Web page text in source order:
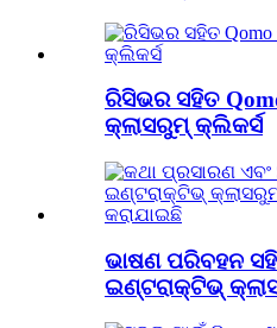
ରିସିଭର ସହିତ
କ୍ଲାସରୁମ୍ କ୍ଲିକର୍ସ
ଭାଷଣ ପରିବହନ
ଇଣ୍ଟରାକ୍ଟିଭ୍